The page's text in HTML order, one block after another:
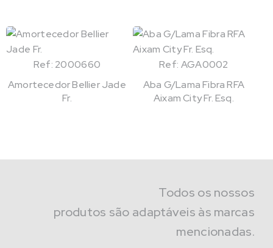
Ref: 2000660
Amortecedor Bellier Jade
Fr.
Ref: AGA0002
Aba G/Lama Fibra RFA
Aixam City Fr. Esq.
Todos os nossos
produtos são adaptáveis às marcas
mencionadas.